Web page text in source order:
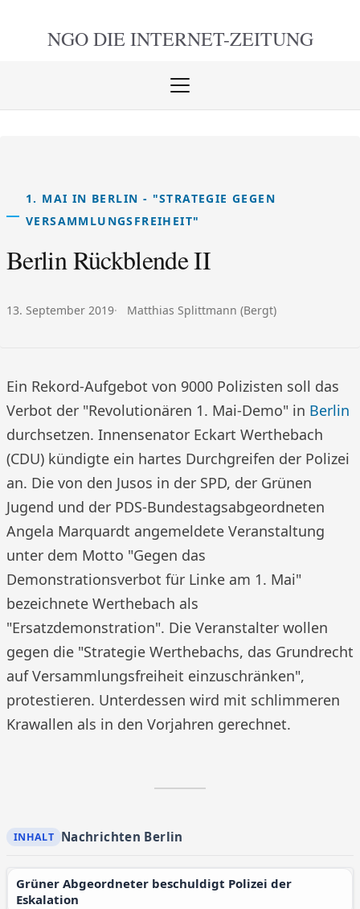
NGO DIE INTERNET-ZEITUNG
Menü
1. MAI IN BERLIN - "STRATEGIE GEGEN
VERSAMMLUNGSFREIHEIT"
Berlin Rückblende II
Veröffentlicht am:
13. September 2019 Autor:
Matthias Splittmann (Bergt)
Ein Rekord-Aufgebot von 9000 Polizisten soll das
Verbot der "Revolutionären 1. Mai-Demo" in Berlin
durchsetzen. Innensenator Eckart Werthebach
(CDU) kündigte ein hartes Durchgreifen der Polizei
an. Die von den Jusos in der SPD, der Grünen
Jugend und der PDS-Bundestagsabgeordneten
Angela Marquardt angemeldete Veranstaltung
unter dem Motto "Gegen das
Demonstrationsverbot für Linke am 1. Mai"
bezeichnete Werthebach als
"Ersatzdemonstration". Die Veranstalter wollen
gegen die "Strategie Werthebachs, das Grundrecht
auf Versammlungsfreiheit einzuschränken",
protestieren. Unterdessen wird mit schlimmeren
Krawallen als in den Vorjahren gerechnet.
Nachrichten Berlin
Grüner Abgeordneter beschuldigt Polizei der
Eskalation